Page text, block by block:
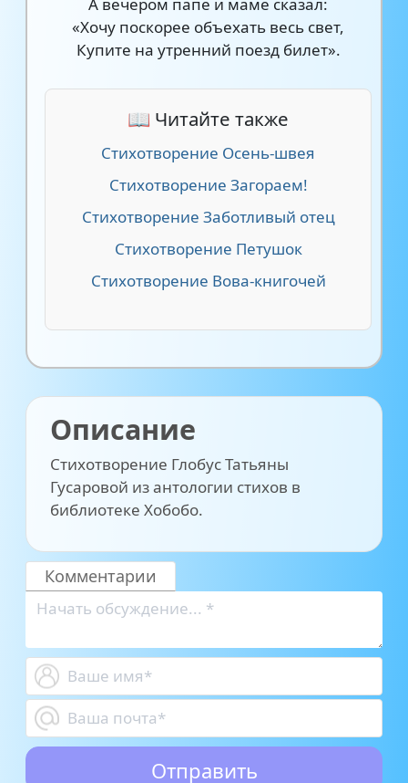
«Хочу поскорее объехать весь свет,
Купите на утренний поезд билет».
📖 Читайте также
Стихотворение Осень-швея
Стихотворение Загораем!
Стихотворение Заботливый отец
Стихотворение Петушок
Стихотворение Вова-книгочей
Описание
Стихотворение Глобус Татьяны
Гусаровой из антологии стихов в
библиотеке Хобобо.
Комментарии